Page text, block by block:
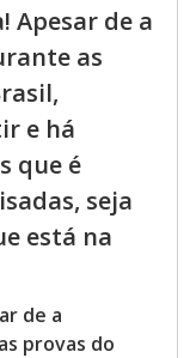
Apesar de a
as
e há
que é
seja
está na
de a
provas do